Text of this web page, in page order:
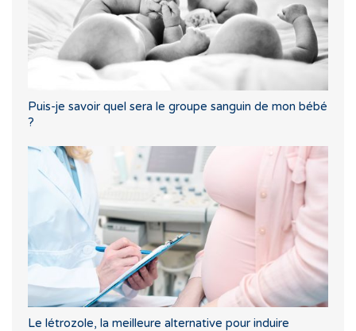
Puis-je savoir quel sera le groupe sanguin de mon bébé
?
Le létrozole, la meilleure alternative pour induire